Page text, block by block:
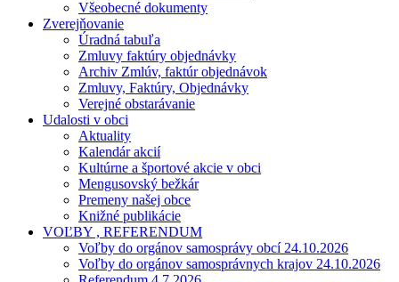
Všeobecné dokumenty
Zverejňovanie
Úradná tabuľa
Zmluvy faktúry objednávky
Archiv Zmlúv, faktúr objednávok
Zmluvy, Faktúry, Objednávky
Verejné obstarávanie
Udalosti v obci
Aktuality
Kalendár akcií
Kultúrne a športové akcie v obci
Mengusovský bežkár
Premeny našej obce
Knižné publikácie
VOĽBY , REFERENDUM
Voľby do orgánov samosprávy obcí 24.10.2026
Voľby do orgánov samosprávnych krajov 24.10.2026